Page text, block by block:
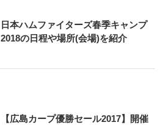
日本ハムファイターズ春季キャンプ
2018の日程や場所(会場)を紹介
【広島カープ優勝セール2017】開催